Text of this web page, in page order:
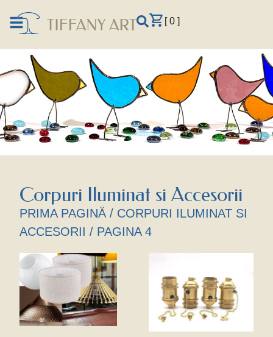
[ 0 ]
Corpuri Iluminat si Accesorii
PRIMA PAGINĂ / CORPURI ILUMINAT SI
ACCESORII / PAGINA 4